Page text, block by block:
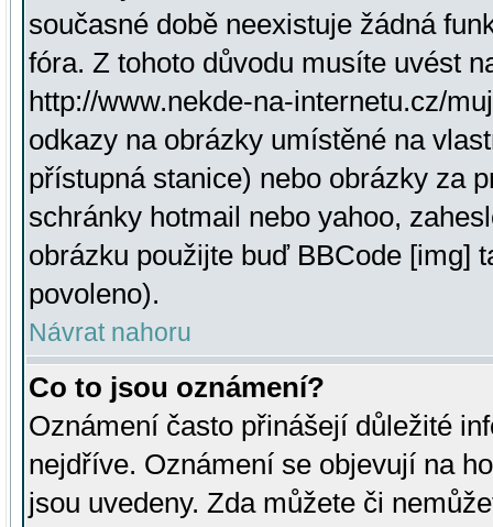
současné době neexistuje žádná
fóra. Z tohoto důvodu musíte uvést
http://www.nekde-na-internetu.cz/
odkazy na obrázky umístěné na
přístupná stanice) nebo obrázky za
schránky hotmail nebo yahoo,
obrázku použijte buď BBCode [img]
povoleno).
Návrat nahoru
Co to jsou oznámení?
Oznámení často přinášejí důležité
nejdříve. Oznámení se objevují na
jsou uvedeny. Zda můžete či